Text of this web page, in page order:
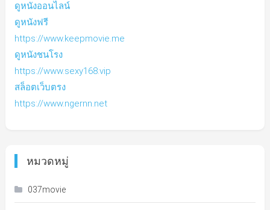
ดูหนังออนไลน์
ดูหนังฟรี
https://www.keepmovie.me
ดูหนังชนโรง
https://www.sexy168.vip
สล็อตเว็บตรง
https://www.ngernn.net
หมวดหมู่
037movie